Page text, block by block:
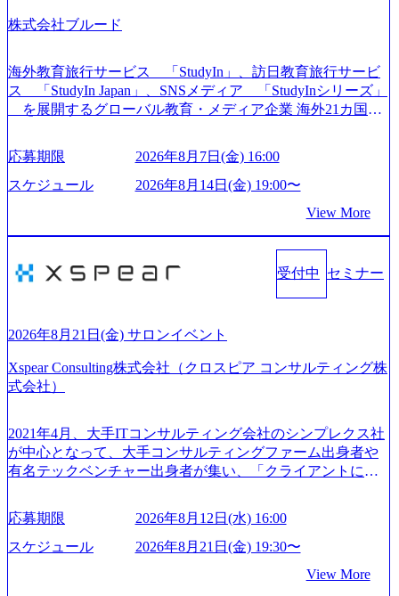
いることは何かを追究し、本当に価値のある成果を提供し
の736名（2024年1月）に到達。上場を目指し、さらに採用
のスピードを上げている。 人にフォーカスをして急成長す
る唯一無二のコンサルティングファーム【株式会社ノース
サンド 執行役員新山氏、庄司氏インタビュー】 (https://my-vi
2015年に設立され、前年比205%の売上成長を遂げるなど、
急速な成長を遂げている。 ​ 新規事業立案から業務改革、IT
戦略立案、IT導入までをワンストップで提供するコンサル
ティングファームである。 ​- 2025年1月時点で従業員数1,209
名を擁し、事業拡大を続けている。 「人」にフォーカスを
当てたコンサルティング会社として、社員の人間力を強み
としたサービスを提供している。 ​- - 2018年から6年連続で
ティングファームやSIer、事業会社出身者など、多様な経歴
の社員が活躍している。 年間休日120日以上、完全週休2日
制、有給休暇初年度10日（消化率46.3%）、特別休暇5日な
ど、充実した休暇制度を整備している。 ​ 月平均残業時間は
リフレッシュ休暇など、社員同士の交流や健康をサポート
する取り組みが充実している。 2026年8月13日(木) 19:00～2
0:30予定 2026年8月7日(金) 16:00 コンサル業界の動向や業務
界セミナーを実施しています。 ●前回開催時のアンケート
ージのぼんやりしていた部分が明確になりました」「業界
の全体感や実際に働いていらっしゃる方の体感的なお話を
株式会社ブルード
海外教育旅行サービス 「StudyIn」、訪日教育旅行サービ
ス 「StudyIn Japan」、SNSメディア 「StudyInシリーズ」
を展開するグローバル教育・メディア企業 海外21カ国と
育支援サービスを提供している 動画メディア事業を基盤と
して、留学支援・訪日教育旅行・SNSマーケティング事業
を展開している Mission:より多くの人に、グローバルという
ラになる Value： INTEGRITY誠実であろう 素直に心を開い
て伝える、自責かつ利他の精神で動く、謙虚な姿勢でウソ
る、失敗を恐れずにふみだす、執着心をもって没頭する O
WNERSHIP当事者であろう みずから決めてみずから動く、
だわろう 今すぐ決める、すばやく動く、まず成果物をだす
回す、結果が出るまでやり抜く 2026年8月14日(金) 19:00〜2
0:00 (60分) 2026年8月7日(金) 16:00 本説明会は、選考の前段
です。評価の場ではないため、キャリアを検討中の段階の
方にもご参加いただけます。 連休中の平日夜という日程の
ため、在職中の方も有給を取得することなく、現職への配
慮なくご参加いただけます。帰省先からのオンライン参加
旅行事業の内容とビジネスモデル/今後の構想・事業展開/入
社後のキャリアパス ・質疑応答(20分) オンライン (Google M
eet) ・営業・マーケティングなど、ビジネスサイドでのキャ
リアを検討されている方 ・転職を具体的に決めてはいない
応募期限
2026年8月7日(金) 16:00
スケジュール
2026年8月14日(金) 19:00〜
View More
受付中 セミナー
2026年8月21日(金) サロンイベント
Xspear Consulting株式会社（クロスピア コンサルティング株
式会社）
2021年4月、大手ITコンサルティング会社のシンプレクス社
が中心となって、大手コンサルティングファーム出身者や
有名テックベンチャー出身者が集い、「クライアントにと
い」という想いの下で立ち上げた新鋭ファーム テクノロジ
ーがビジネスの成功に大きな影響力を持つDX時代におい
て、20年以上にわたってFintech業界を中心に最先端テクノ
つ、あらゆる業種・業界のクライアントの企業価値の最大
応募期限
2026年8月12日(水) 16:00
スケジュール
2026年8月21日(金) 19:30〜
View More